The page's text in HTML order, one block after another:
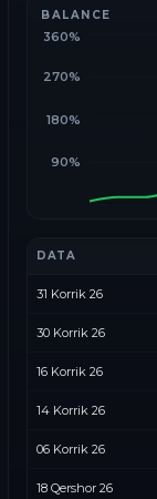
BALANCE
90%
180%
270%
360%
DATA
31 Korrik 26
30 Korrik 26
16 Korrik 26
14 Korrik 26
06 Korrik 26
18 Qershor 26